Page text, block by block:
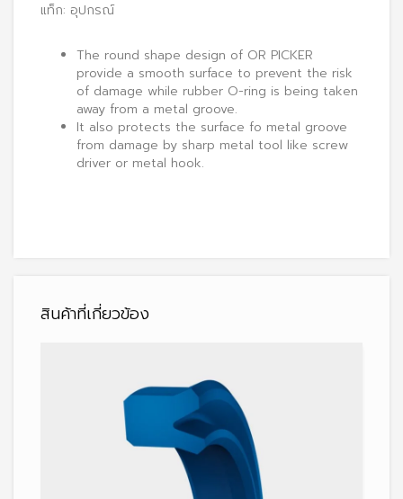
แท็ก: อุปกรณ์
The round shape design of OR PICKER
provide a smooth surface to prevent the risk
of damage while rubber O-ring is being taken
away from a metal groove.
It also protects the surface fo metal groove
from damage by sharp metal tool like screw
driver or metal hook.
สินค้าที่เกี่ยวข้อง